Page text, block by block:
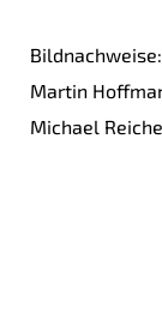
Martin
Michael